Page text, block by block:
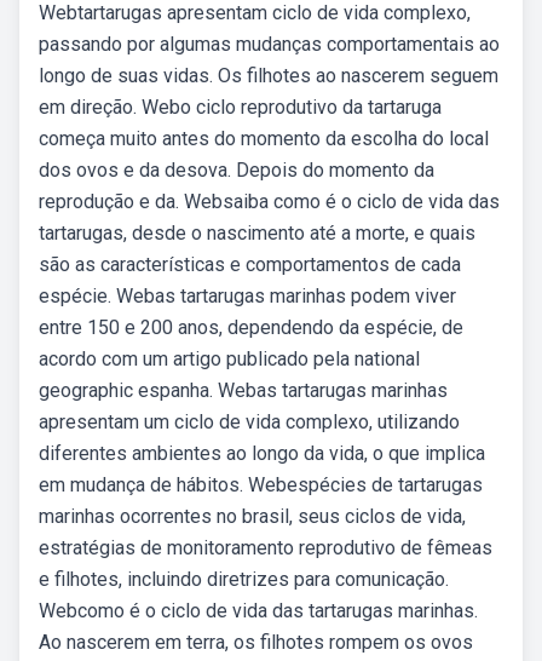
Webtartarugas apresentam ciclo de vida complexo,
passando por algumas mudanças comportamentais ao
longo de suas vidas. Os filhotes ao nascerem seguem
em direção. Webo ciclo reprodutivo da tartaruga
começa muito antes do momento da escolha do local
dos ovos e da desova. Depois do momento da
reprodução e da. Websaiba como é o ciclo de vida das
tartarugas, desde o nascimento até a morte, e quais
são as características e comportamentos de cada
espécie. Webas tartarugas marinhas podem viver
entre 150 e 200 anos, dependendo da espécie, de
acordo com um artigo publicado pela national
geographic espanha. Webas tartarugas marinhas
apresentam um ciclo de vida complexo, utilizando
diferentes ambientes ao longo da vida, o que implica
em mudança de hábitos. Webespécies de tartarugas
marinhas ocorrentes no brasil, seus ciclos de vida,
estratégias de monitoramento reprodutivo de fêmeas
e filhotes, incluindo diretrizes para comunicação.
Webcomo é o ciclo de vida das tartarugas marinhas.
Ao nascerem em terra, os filhotes rompem os ovos